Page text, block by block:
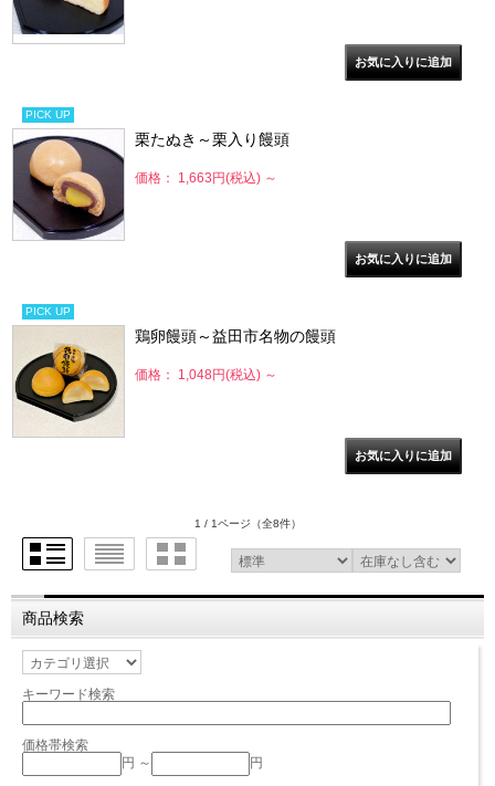
PICK UP
栗たぬき～栗入り饅頭
価格： 1,663円(税込) ～
PICK UP
鶏卵饅頭～益田市名物の饅頭
価格： 1,048円(税込) ～
1 / 1ページ （全8件）
商品検索
キーワード検索
価格帯検索
円 ～
円